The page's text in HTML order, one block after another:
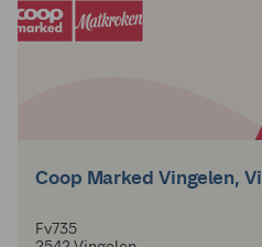
Coop Marked Vingelen,
Fv735